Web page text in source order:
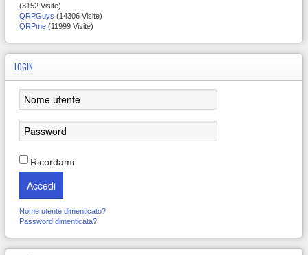
(3152 Visite)
QRPGuys (14306 Visite)
QRPme (11999 Visite)
LOGIN
Ricordami
Accedi
Nome utente dimenticato?
Password dimenticata?